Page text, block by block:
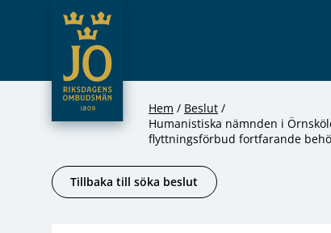
Hoppa till innehåll
JO – Riksdagens Ombudsmän
Hem
Beslut
Humanistiska nämnden i
flyttningsförbud fortfarande
Tillbaka till söka beslut